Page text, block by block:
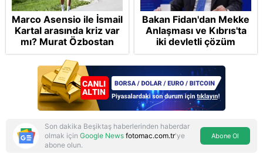
Marco Asensio ile İsmail
Kartal arasında kriz var
mı? Murat Özbostan
analiz etti: Egoları da
yönetmelisiniz
Bakan Fidan'dan Mekke
Anlaşması ve Kıbrıs'ta
iki devletli çözüm
mesajı: Bize
saldırmayan hiçbir ülke
hedefimizde değil
Son dakika Beşiktaş haberlerinden haberdar
olmak için Google News fotomac.com.tr'ye
abone olun.
Abone Ol